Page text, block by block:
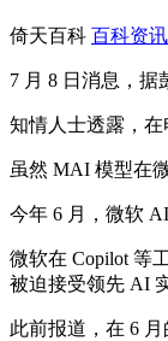
倚天百科 百科资讯
7 月 8 日消息，据
知情人士透露，在
虽然 MAI 模型在
今年 6 月，微软
微软在 Copilot 等
被迫接受领先 AI
此前报道，在 6